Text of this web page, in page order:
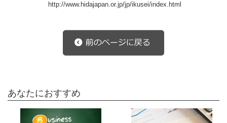
http://www.hidajapan.or.jp/jp/ikusei/index.html
あなたにおすすめ